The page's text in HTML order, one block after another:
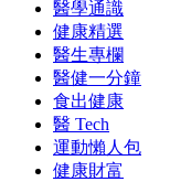
醫學通識
健康精選
醫生專欄
醫健一分鐘
食出健康
醫 Tech
運動懶人包
健康財富